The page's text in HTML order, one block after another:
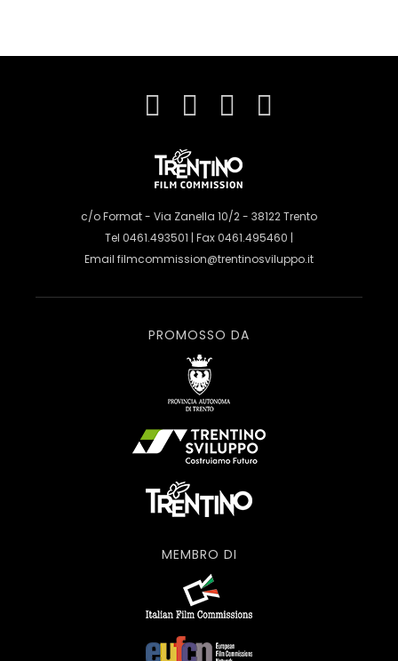
c/o Format - Via Zanella 10/2 - 38122 Trento
Tel 0461.493501 | Fax 0461.495460 |
Email filmcommission@trentinosviluppo.it
PROMOSSO DA
MEMBRO DI